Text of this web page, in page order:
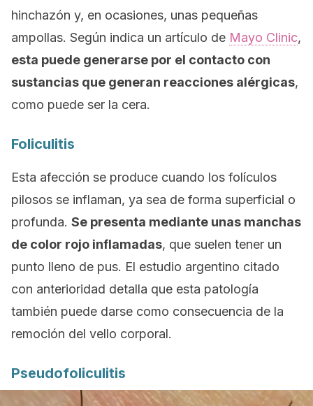
hinchazón y, en ocasiones, unas pequeñas
ampollas. Según indica un artículo de Mayo Clinic,
esta puede generarse por el contacto con
sustancias que generan reacciones alérgicas,
como puede ser la cera.
Foliculitis
Esta afección se produce cuando los folículos
pilosos se inflaman, ya sea de forma superficial o
profunda. Se presenta mediante unas manchas
de color rojo inflamadas, que suelen tener un
punto lleno de pus. El estudio argentino citado
con anterioridad detalla que esta patología
también puede darse como consecuencia de la
remoción del vello corporal.
Pseudofoliculitis